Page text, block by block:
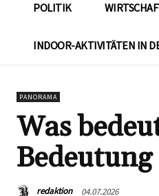
POLITIK
INDOOR-AKTIVITÄTEN IN
PANORAMA
Was
redaktion 04.07.2026